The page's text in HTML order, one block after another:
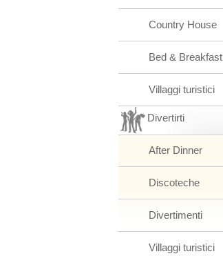
Country House
Bed & Breakfast
Villaggi turistici
Divertirti
After Dinner
Discoteche
Divertimenti
Villaggi turistici